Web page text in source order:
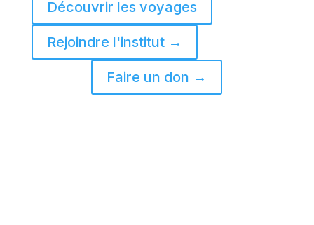
Découvrir les voyages
Rejoindre l'institut →
Faire un don →